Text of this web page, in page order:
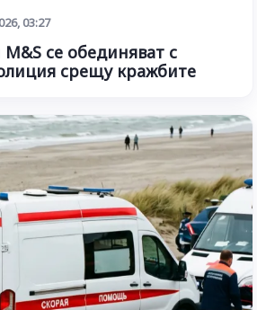
03:27
се обединяват с
срещу кражбите